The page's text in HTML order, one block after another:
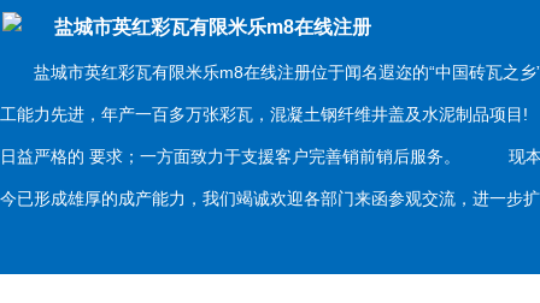
盐城市英红彩瓦有限米乐m8在线注册
盐城市英红彩瓦有限米乐m8在线注册位于闻名遐迩的“中国砖瓦之乡
工能力先进，年产一百多万张彩瓦，混凝土钢纤维井盖及水泥制品项
日益严格的 要求；一方面致力于支援客户完善销前销后服务。 现本
今已形成雄厚的成产能力，我们竭诚欢迎各部门来函参观交流，进一